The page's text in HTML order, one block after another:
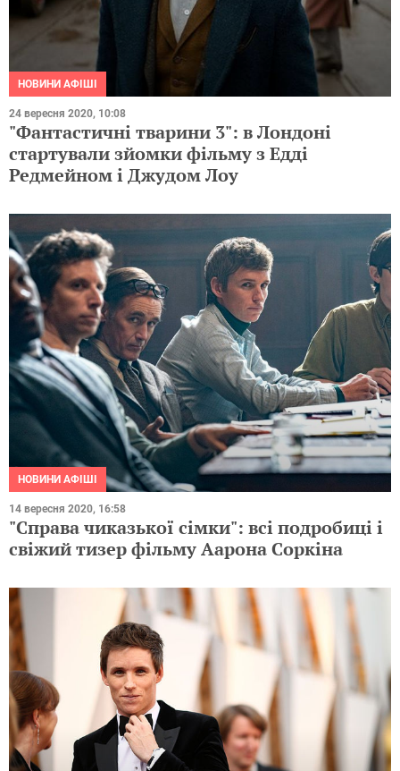
НОВИНИ АФІШІ
24 вересня 2020, 10:08
"Фантастичні тварини 3": в Лондоні
стартували зйомки фільму з Едді
Редмейном і Джудом Лоу
НОВИНИ АФІШІ
14 вересня 2020, 16:58
"Справа чиказької сімки": всі подробиці і
свіжий тизер фільму Аарона Соркіна